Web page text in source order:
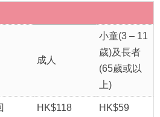
成人
小童(3 – 11
歲)及長者
(65歲或以
上)
HK$118 HK$59